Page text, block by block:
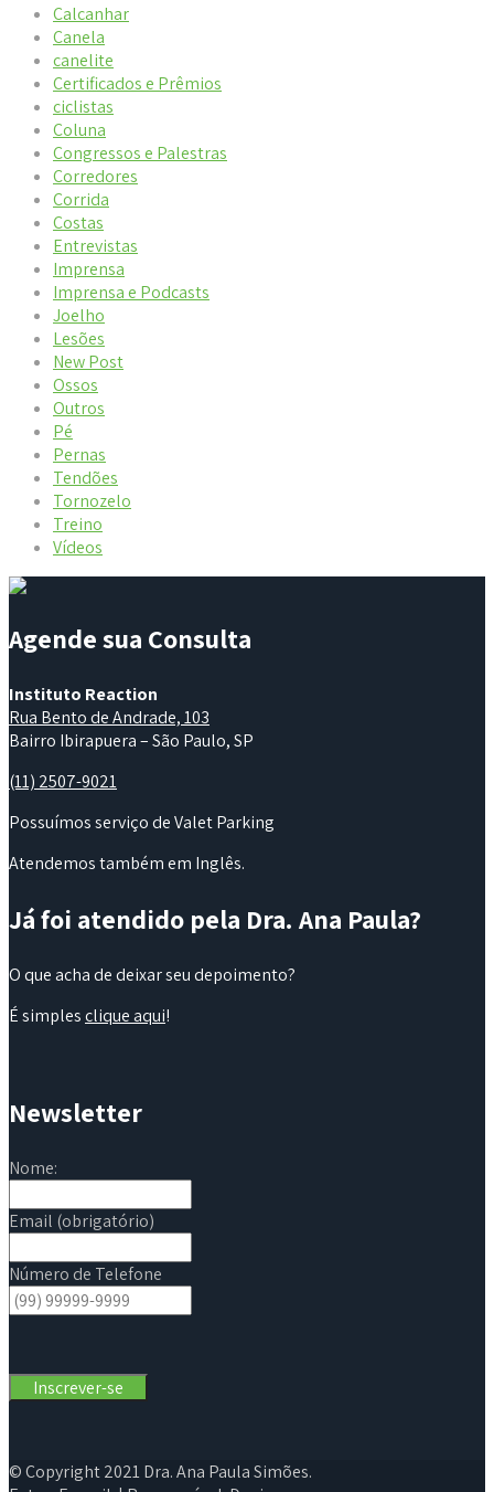
Calcanhar
Canela
canelite
Certificados e Prêmios
ciclistas
Coluna
Congressos e Palestras
Corredores
Corrida
Costas
Entrevistas
Imprensa
Imprensa e Podcasts
Joelho
Lesões
New Post
Ossos
Outros
Pé
Pernas
Tendões
Tornozelo
Treino
Vídeos
Agende sua Consulta
Instituto Reaction
Rua Bento de Andrade, 103
Bairro Ibirapuera – São Paulo, SP
(11) 2507-9021
Possuímos serviço de Valet Parking
Atendemos também em Inglês.
Já foi atendido pela Dra. Ana Paula?
O que acha de deixar seu depoimento?
É simplesclique aqui!
Newsletter
Nome:
Email (obrigatório)
Número de Telefone
© Copyright 2021 Dra. Ana Paula Simões.